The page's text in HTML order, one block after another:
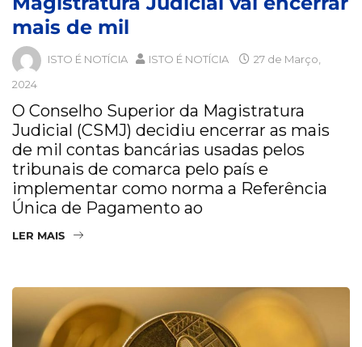
mais de mil
ISTO É NOTÍCIA ISTO É NOTÍCIA
27 de Março,
2024
O Conselho Superior da Magistratura
Judicial (CSMJ) decidiu encerrar as mais
de mil contas bancárias usadas pelos
tribunais de comarca pelo país e
implementar como norma a Referência
Única de Pagamento ao
LER MAIS